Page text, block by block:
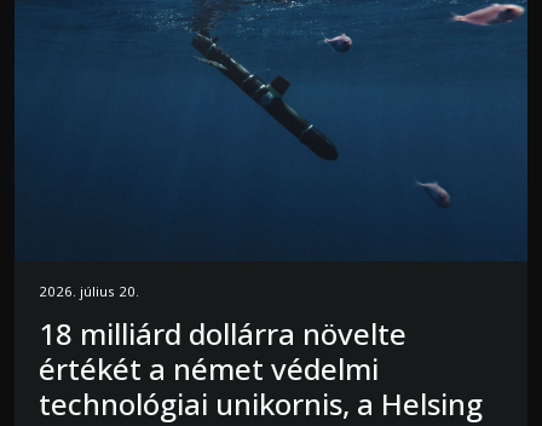
2026. július 20.
18 milliárd dollárra növelte
értékét a német védelmi
technológiai unikornis, a Helsing